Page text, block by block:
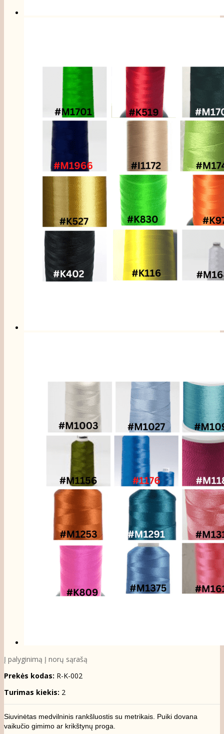
Į palyginimą Į norų sąrašą
Prekės kodas: R-K-002
Turimas kiekis: 2
Siuvinėtas medvilninis rankšluostis su metrikais. Puiki dovana
vaikučio gimimo ar krikštynų proga.